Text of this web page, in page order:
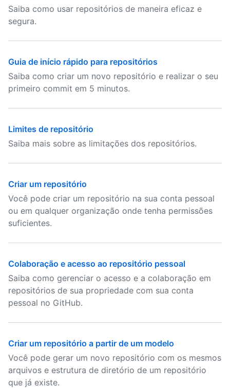
Saiba como usar repositórios de maneira eficaz e
segura.
Guia de início rápido para repositórios
Saiba como criar um novo repositório e realizar o seu
primeiro commit em 5 minutos.
Limites de repositório
Saiba mais sobre as limitações dos repositórios.
Criar um repositório
Você pode criar um repositório na sua conta pessoal
ou em qualquer organização onde tenha permissões
suficientes.
Colaboração e acesso ao repositório pessoal
Saiba como gerenciar o acesso e a colaboração em
repositórios de sua propriedade com sua conta
pessoal no GitHub.
Criar um repositório a partir de um modelo
Você pode gerar um novo repositório com os mesmos
arquivos e estrutura de diretório de um repositório
que já existe.